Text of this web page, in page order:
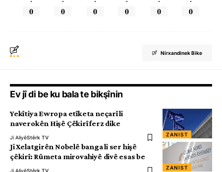
0 0 0 0 0 0
Nirxandinek Bike
Ev jî di be ku bala te bikşînin
ZANIST
Yekîtiya Ewropa etîketa neçarî li
naverokên Hişê Çêkirî ferz dike
Ji AliyêStêrk TV
ZANIST
Ji Xelatgirên Nobelê banga li ser hişê
çêkirî: Rûmeta mirovahiyê divê esas be
Ji AliyêStêrk TV